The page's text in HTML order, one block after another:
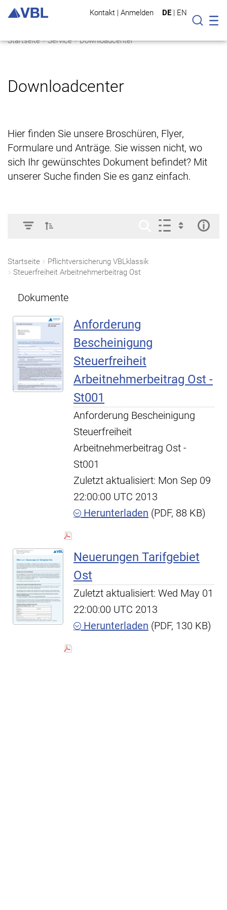
Kontakt | Anmelden DE | EN
Suche
Startseite Service Downloadcenter
Downloadcenter
Hier finden Sie unsere Broschüren, Flyer,
Formulare und Anträge. Sie wissen nicht, wo
sich Ihr gewünschtes Dokument befindet? Mit
unserer Suche finden Sie es ganz einfach.
Startseite
Pflichtversicherung VBLklassik
Steuerfreiheit Arbeitnehmerbeitrag Ost
Dokumente
Anforderung
Bescheinigung
Steuerfreiheit
Arbeitnehmerbeitrag Ost -
St001
Anforderung Bescheinigung
Steuerfreiheit
Arbeitnehmerbeitrag Ost -
St001
Zuletzt aktualisiert: Mon Sep 09
22:00:00 UTC 2013
Herunterladen (PDF, 88 KB)
Neuerungen Tarifgebiet
Ost
Zuletzt aktualisiert: Wed May 01
22:00:00 UTC 2013
Herunterladen (PDF, 130 KB)